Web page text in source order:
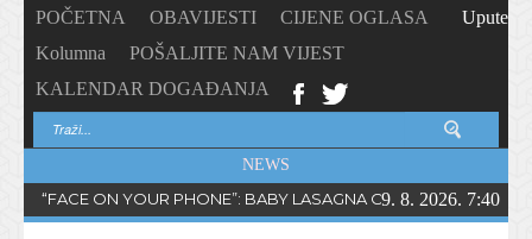
POČETNA OBAVIJESTI
CIJENE OGLASA
Kolumna
POŠALJITE NAM VIJEST
KALENDAR DOGAĐANJA
Upute
NEWS
“FACE ON YOUR PHONE”: BABY LASAGNA OBJAVIO NOVI
9. 8. 2026. 7:40